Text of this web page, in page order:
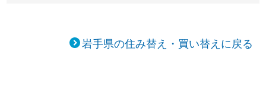
岩手県の住み替え・買い替えに戻る